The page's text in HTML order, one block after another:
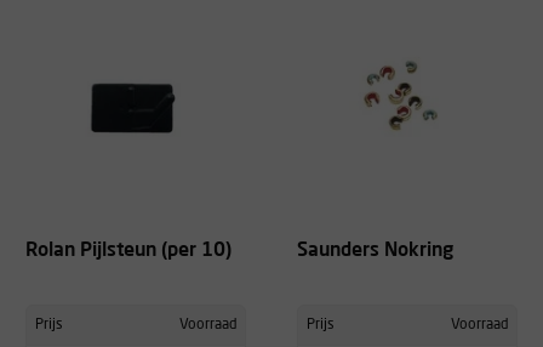
Rolan Pijlsteun (per 10)
Prijs Voorraad
Saunders Nokring
Prijs Voorraad